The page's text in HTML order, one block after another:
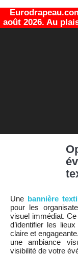
août 2026. Au
Une bannière
pour les
visuel immédiat. Ce
d’identifier les
claire et
une ambiance
visibilité de votre